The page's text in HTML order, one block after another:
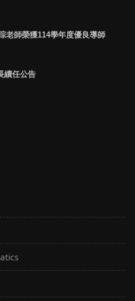
老師榮獲114學年度優良導師
續任公告